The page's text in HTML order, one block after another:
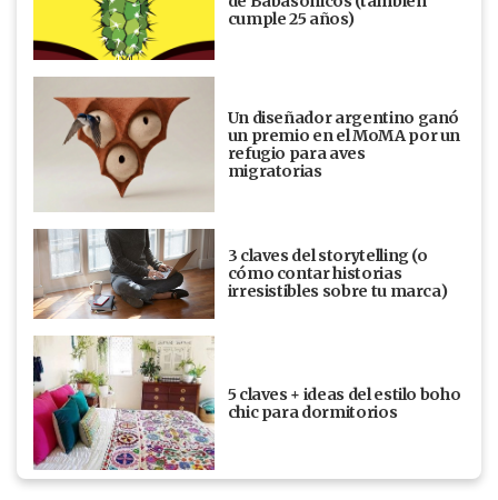
cumple 25 años)
Un diseñador argentino ganó
un premio en el MoMA por un
refugio para aves
migratorias
3 claves del storytelling (o
cómo contar historias
irresistibles sobre tu marca)
5 claves + ideas del estilo boho
chic para dormitorios